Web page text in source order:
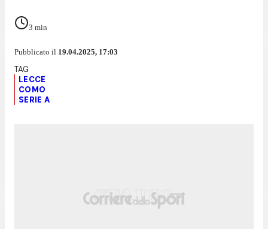
3 min
Pubblicato il 19.04.2025, 17:03
LECCE
COMO
SERIE A